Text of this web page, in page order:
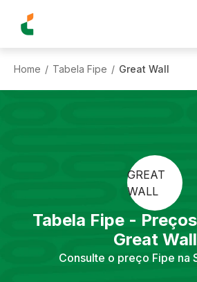
Home / Tabela Fipe / Great Wall
GREAT
WALL
Tabela Fipe -
Great Wall
Consulte o preço Fipe na